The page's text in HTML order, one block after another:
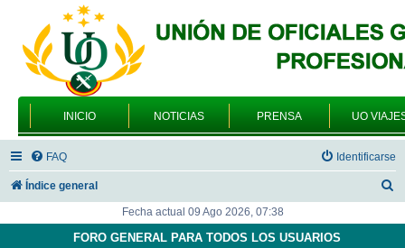
INICIO NOTICIAS PRENSA UO
FAQ Identificarse
Índice general
Fecha actual 09 Ago 2026, 07:38
FORO GENERAL PARA TODOS LOS USUARIOS